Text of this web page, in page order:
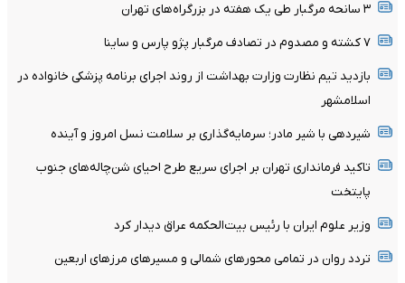
۳ سانحه مرگبار طی یک هفته در بزرگراه‌های تهران
۷ کشته و مصدوم در تصادف مرگبار پژو پارس و ساینا
بازدید تیم نظارت وزارت بهداشت از روند اجرای برنامه پزشکی خانواده در
اسلامشهر
شیردهی با شیر مادر؛ سرمایه‌گذاری بر سلامت نسل امروز و آینده
تاکید فرمانداری تهران بر اجرای سریع طرح احیای شن‌چاله‌های جنوب
پایتخت
وزیر علوم ایران با رئیس بیت‌الحکمه عراق دیدار کرد
تردد روان در تمامی محورهای شمالی و مسیرهای مرزهای اربعین